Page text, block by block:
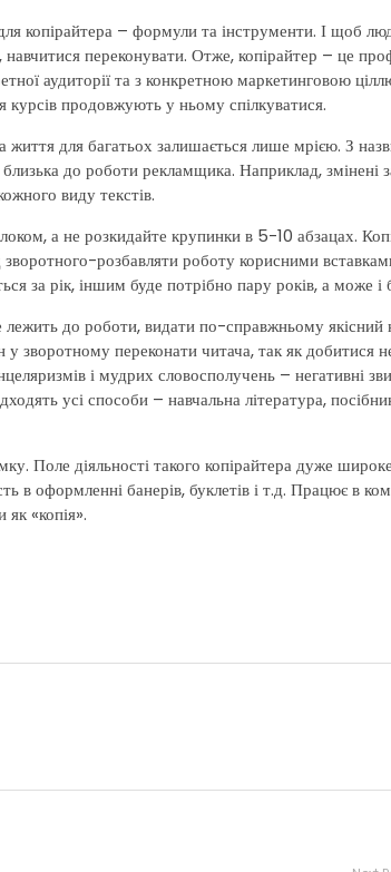
копірайтера – формули та інструменти. І щоб
переконувати. Отже, копірайтер – це
аудиторії та з конкретною маркетинговою
курсів продовжують у ньому спілкуватися.
життя для багатьох залишається лише мрією. З
до роботи рекламщика. Наприклад, змінені
виду текстів.
а не розкидайте крупинки в 5-10 абзацах.
розбавляти роботу корисними
за рік, іншим буде потрібно пару років, а може і
до роботи, видати по-справжньому якісний
у зворотному переконати читача, так як добитися
і мудрих словосполучень – негативні
усі способи – навчальна література,
Поле діяльності такого копірайтера дуже
в оформленні банерів, буклетів і т.д. Працює в
«копія».